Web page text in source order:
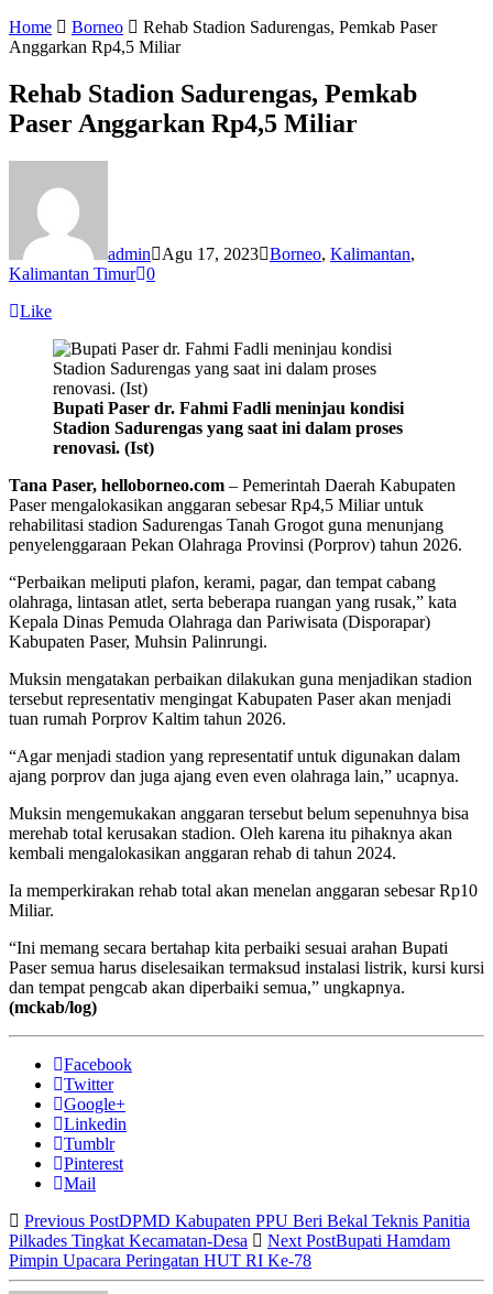
Home
Borneo
Rehab Stadion Sadurengas, Pemkab Paser
Anggarkan Rp4,5 Miliar
Rehab Stadion Sadurengas, Pemkab
Paser Anggarkan Rp4,5 Miliar
admin Agu 17, 2023 Borneo, Kalimantan,
Kalimantan Timur 0
Like
Bupati Paser dr. Fahmi Fadli meninjau kondisi
Stadion Sadurengas yang saat ini dalam proses
renovasi. (Ist)
Tana Paser, helloborneo.com – Pemerintah Daerah Kabupaten
Paser mengalokasikan anggaran sebesar Rp4,5 Miliar untuk
rehabilitasi stadion Sadurengas Tanah Grogot guna menunjang
penyelenggaraan Pekan Olahraga Provinsi (Porprov) tahun 2026.
“Perbaikan meliputi plafon, kerami, pagar, dan tempat cabang
olahraga, lintasan atlet, serta beberapa ruangan yang rusak,” kata
Kepala Dinas Pemuda Olahraga dan Pariwisata (Disporapar)
Kabupaten Paser, Muhsin Palinrungi.
Muksin mengatakan perbaikan dilakukan guna menjadikan stadion
tersebut representativ mengingat Kabupaten Paser akan menjadi
tuan rumah Porprov Kaltim tahun 2026.
“Agar menjadi stadion yang representatif untuk digunakan dalam
ajang porprov dan juga ajang even even olahraga lain,” ucapnya.
Muksin mengemukakan anggaran tersebut belum sepenuhnya bisa
merehab total kerusakan stadion. Oleh karena itu pihaknya akan
kembali mengalokasikan anggaran rehab di tahun 2024.
Ia memperkirakan rehab total akan menelan anggaran sebesar Rp10
Miliar.
“Ini memang secara bertahap kita perbaiki sesuai arahan Bupati
Paser semua harus diselesaikan termaksud instalasi listrik, kursi kursi
dan tempat pengcab akan diperbaiki semua,” ungkapnya.
(mckab/log)
Facebook
Twitter
Google+
Linkedin
Tumblr
Pinterest
Mail
Previous PostDPMD Kabupaten PPU Beri Bekal Teknis Panitia
Pilkades Tingkat Kecamatan-Desa
Next PostBupati Hamdam
Pimpin Upacara Peringatan HUT RI Ke-78